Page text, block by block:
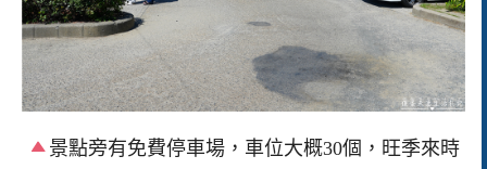
景點旁有免費停車場，車位大概30個，旺季來時